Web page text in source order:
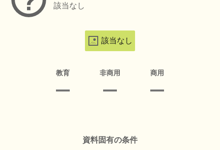
該当なし
該当なし
教育 非商用 商用
資料固有の条件